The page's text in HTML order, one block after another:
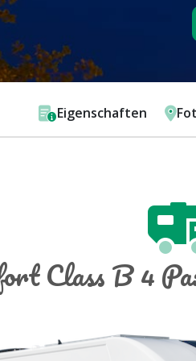
Eigenschaften
Class B 4